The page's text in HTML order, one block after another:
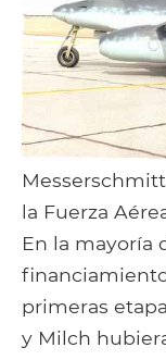
la Fuerza
En la mayoría
primeras
y Milch